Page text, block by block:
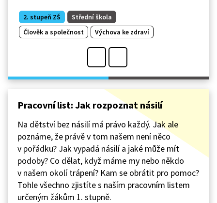
2. stupeň ZŠ
Střední škola
Člověk a společnost
Výchova ke zdraví
Pracovní list: Jak rozpoznat násilí
Na dětství bez násilí má právo každý. Jak ale
poznáme, že právě v tom našem není něco
v pořádku? Jak vypadá násilí a jaké může mít
podoby? Co dělat, když máme my nebo někdo
v našem okolí trápení? Kam se obrátit pro pomoc?
Tohle všechno zjistíte s naším pracovním listem
určeným žákům 1. stupně.